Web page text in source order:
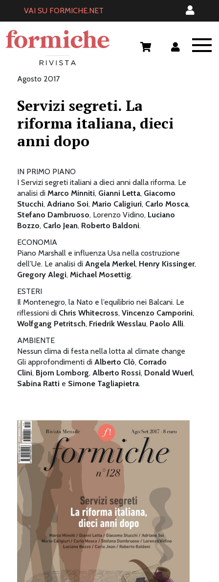
VAI SU FORMICHE.NET
Agosto 2017
Servizi segreti. La
riforma italiana, dieci
anni dopo
IN PRIMO PIANO
I Servizi segreti italiani a dieci anni dalla riforma. Le
analisi di Marco Minniti, Gianni Letta, Giacomo
Stucchi, Adriano Soi, Mario Caligiuri, Carlo Mosca,
Stefano Dambruoso, Lorenzo Vidino, Luciano
Bozzo, Carlo Jean, Roberto Baldoni.
ECONOMIA
Piano Marshall e influenza Usa nella costruzione
dell’Ue. Le analisi di Angela Merkel, Henry Kissinger,
Gregory Alegi, Michael Mosettig.
ESTERI
Il Montenegro, la Nato e l’equilibrio nei Balcani. Le
riflessioni di Chris Whitecross, Vincenzo Camporini,
Wolfgang Petritsch, Friedrik Wesslau, Paolo Alli.
AMBIENTE
Nessun clima di festa nella lotta al climate change
Gli approfondimenti di Alberto Clò, Corrado
Clini, Bjorn Lomborg, Alberto Rossi, Donald Wuerl,
Sabina Ratti e Simone Tagliapietra.